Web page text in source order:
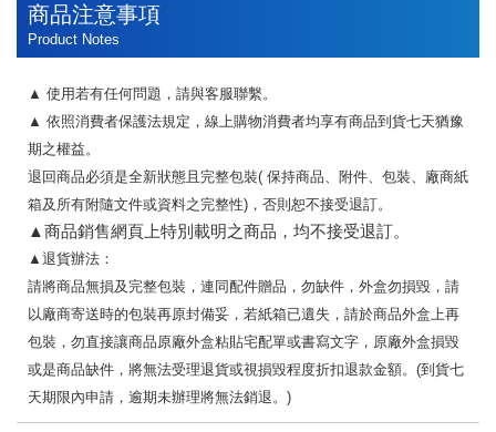
商品注意事項
Product Notes
▲ 使用若有任何問題，請與客服聯繫。
▲ 依照消費者保護法規定，線上購物消費者均享有商品到貨七天猶豫
期之權益。
退回商品必須是全新狀態且完整包裝( 保持商品、附件、包裝、廠商紙
箱及所有附隨文件或資料之完整性) ，否則恕不接受退訂。
▲ 商品銷售網頁上特別載明之商品，均不接受退訂。
▲ 退貨辦法：
請將商品無損及完整包裝，連同配件贈品，勿缺件，外盒勿損毀，請
以廠商寄送時的包裝再原封備妥，若紙箱已遺失，請於商品外盒上再
包裝，勿直接讓商品原廠外盒粘貼宅配單或書寫文字，原廠外盒損毀
或是商品缺件，將無法受理退貨或視損毀程度折扣退款金額。 (到貨七
天期限內申請，逾期未辦理將無法銷退。 )